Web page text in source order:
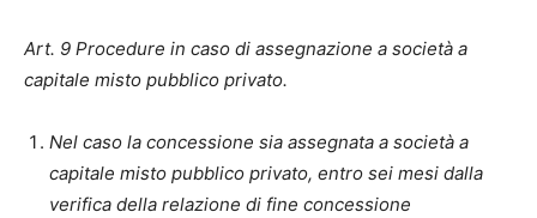
Art. 9 Procedure in caso di assegnazione a società a
capitale misto pubblico privato.
Nel caso la concessione sia assegnata a società a
capitale misto pubblico privato, entro sei mesi dalla
verifica della relazione di fine concessione